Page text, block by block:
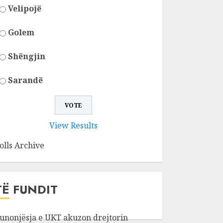
Velipojë
Golem
Shëngjin
Sarandë
View Results
Archive
FUNDIT
e UKT akuzon drejtorin